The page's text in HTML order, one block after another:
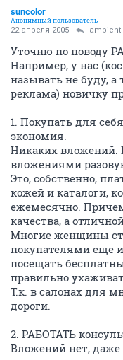
suncolor
Анонимный пользователь
22 апреля 2005 ambient
Уточню по поводу
Например, у нас
называть не буду, а
реклама) новичку
1. Покупать для
экономия.
Никаких вложений.
вложениями
Это, собственно,
кожей и каталоги,
ежемесячно.
качества, а
Многие женщины
покупателями еще
посещать
правильно
Т.к. в салонах для
дороги.
2. РАБОТАТЬ
Вложений нет, даже